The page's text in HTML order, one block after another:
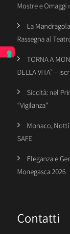
Mostre e
La
Rassegna al
TORNA A
DELLA VITA” –
Siccità: nel
“Vigilanza”
Monaco, Notti
SAFE
Eleganza e
Monegasca 2026
Contatti